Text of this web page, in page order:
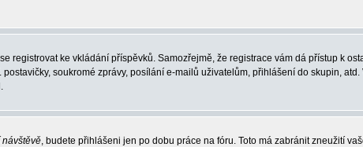
registrovat ke vkládání příspěvků. Samozřejmě, že registrace vám dá přístup k
soukromé zprávy, posílání e-mailů uživatelům, přihlášení do skupin, atd.
návštěvě, budete přihlášeni jen po dobu práce na fóru. Toto má zabránit zneužití